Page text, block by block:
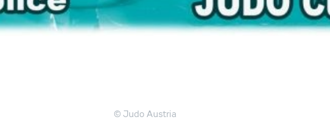
© Judo Austria